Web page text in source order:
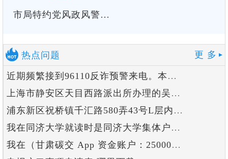
市局特约党风政风警风
热点问题 更 多
近期频繁接到96110反诈预警来电。本人没有浏览涉...
上海市静安区天目西路派出所办理的吴家能涉嫌非法吸收...
浦东新区祝桥镇千汇路580弄43号L层内。有一位绰...
我在同济大学就读时是同济大学集体户口，现在已经工作...
我在（甘肃碳交 App 资金账户：25000000...